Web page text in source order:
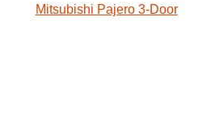
Mitsubishi Pajero 3-Door